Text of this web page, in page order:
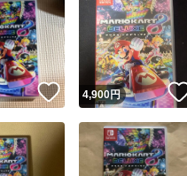
いいね！
4,900円